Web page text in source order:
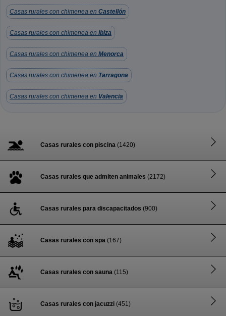
Casas rurales con chimenea en Castellón
Casas rurales con chimenea en Ibiza
Casas rurales con chimenea en Menorca
Casas rurales con chimenea en Tarragona
Casas rurales con chimenea en Valencia
Casas rurales con piscina (1420)
Casas rurales que admiten animales (2172)
Casas rurales para discapacitados (900)
Casas rurales con spa (167)
Casas rurales con sauna (115)
Casas rurales con jacuzzi (451)